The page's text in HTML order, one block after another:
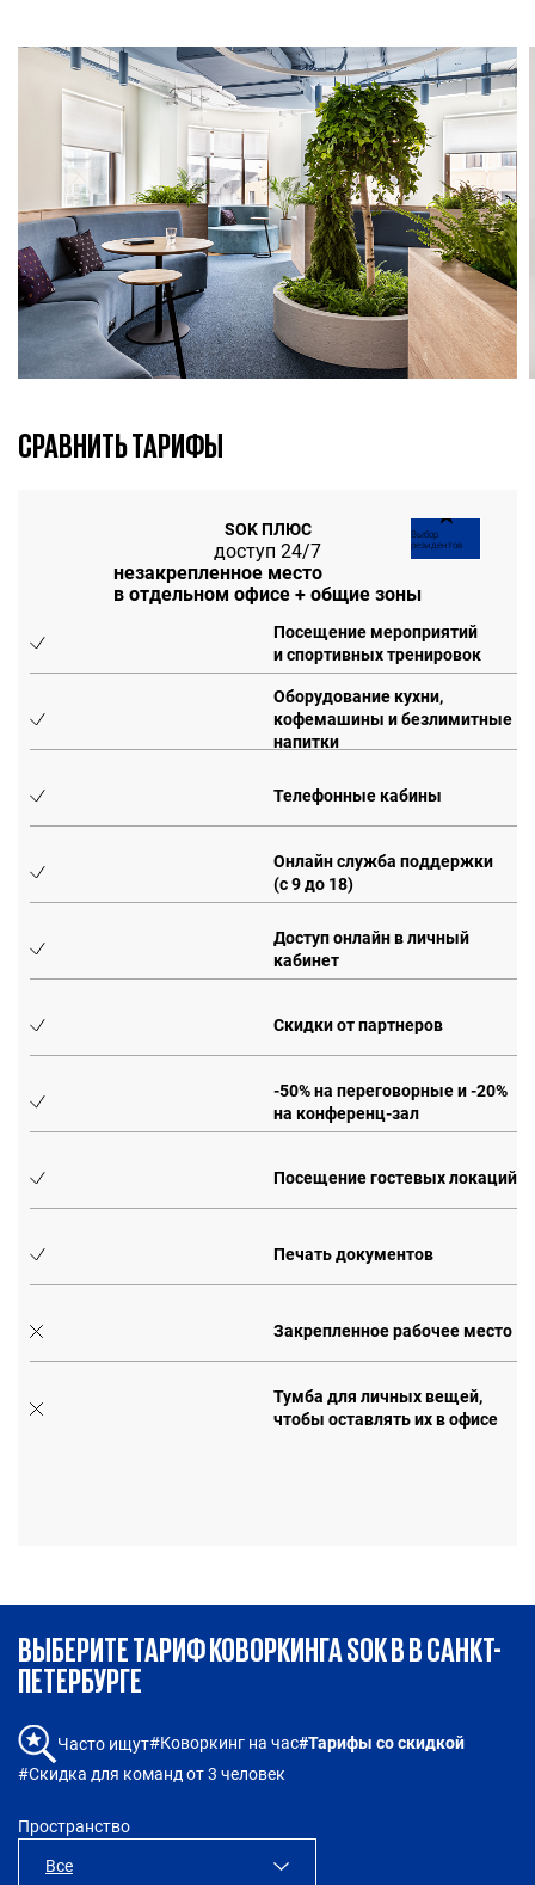
СРАВНИТЬ ТАРИФЫ
★
Выбор
резидентов
SOK ПЛЮС
доступ 24/7
незакрепленное место
в отдельном офисе + общие зоны
Посещение мероприятий
и спортивных тренировок
Оборудование кухни,
кофемашины и безлимитные
напитки
Телефонные кабины
Онлайн служба поддержки
(с 9 до 18)
Доступ онлайн в личный
кабинет
Скидки от партнеров
-50% на переговорные и -20%
на конференц-зал
Посещение гостевых локаций
Печать документов
Закрепленное рабочее место
Тумба для личных вещей,
чтобы оставлять их в офисе
ВЫБЕРИТЕ ТАРИФ КОВОРКИНГА SOK В В САНКТ-
ПЕТЕРБУРГЕ
Часто ищут#Коворкинг на час#Тарифы со скидкой
#Скидка для команд от 3 человек
Пространство
Все